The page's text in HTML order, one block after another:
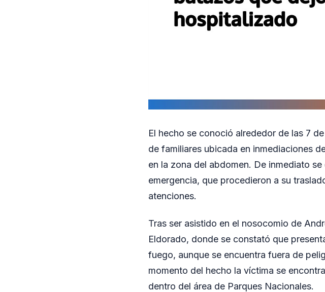
El hecho se conoció alrededor de las 7
de familiares ubicada en inmediaciones
en la zona del abdomen. De inmediato
emergencia, que procedieron a su
atenciones.
Tras ser asistido en el nosocomio de
Eldorado, donde se constató que
fuego, aunque se encuentra fuera de
momento del hecho la víctima se
dentro del área de Parques Nacionales.